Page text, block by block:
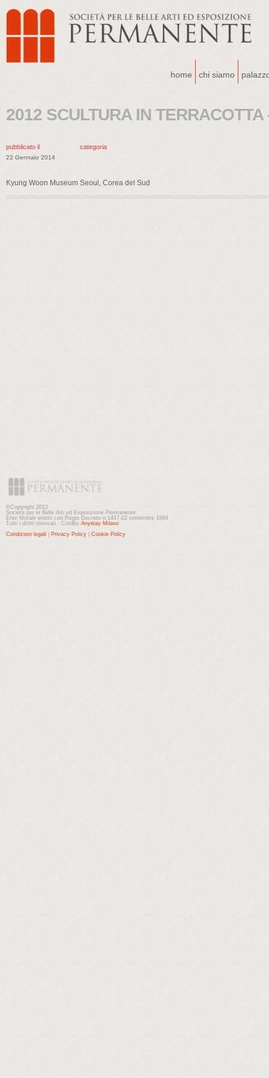
home chi siamo
2012 SCULTURA IN
pubblicato il
22 Gennaio 2014
categoria
Kyung Woon Museum Seoul, Corea del Sud
©Copyright 2012
Società per le Belle Arti ed Esposizione Permanente
Ente Morale eretto con Regio Decreto n.1447-22 settembre 1884
Tutti i diritti riservati - Credits Anyway Milano
Condizioni legali
Privacy Policy Cookie Policy